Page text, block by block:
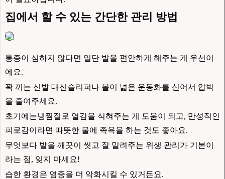
집에서 할 수 있는 간단한 관리 방법
통증이 심하지 않다면 일단 발을 편안하게 해주는 게 우선이
에요.
꽉 끼는 신발 대신슬리퍼나 볼이 넓은 운동화를 신어서 압박
을 줄여주세요.
초기에는냉찜질로 열감을 식혀주는 게 도움이 되고, 만성적인
피로감이라면 따뜻한 물에 족욕을 하는 것도 좋아요.
무엇보다 발을 깨끗이 씻고 잘 말려주는 위생 관리가 기본이
라는 점, 잊지 마세요!
습한 환경은 염증을 더 악화시킬 수 있거든요.